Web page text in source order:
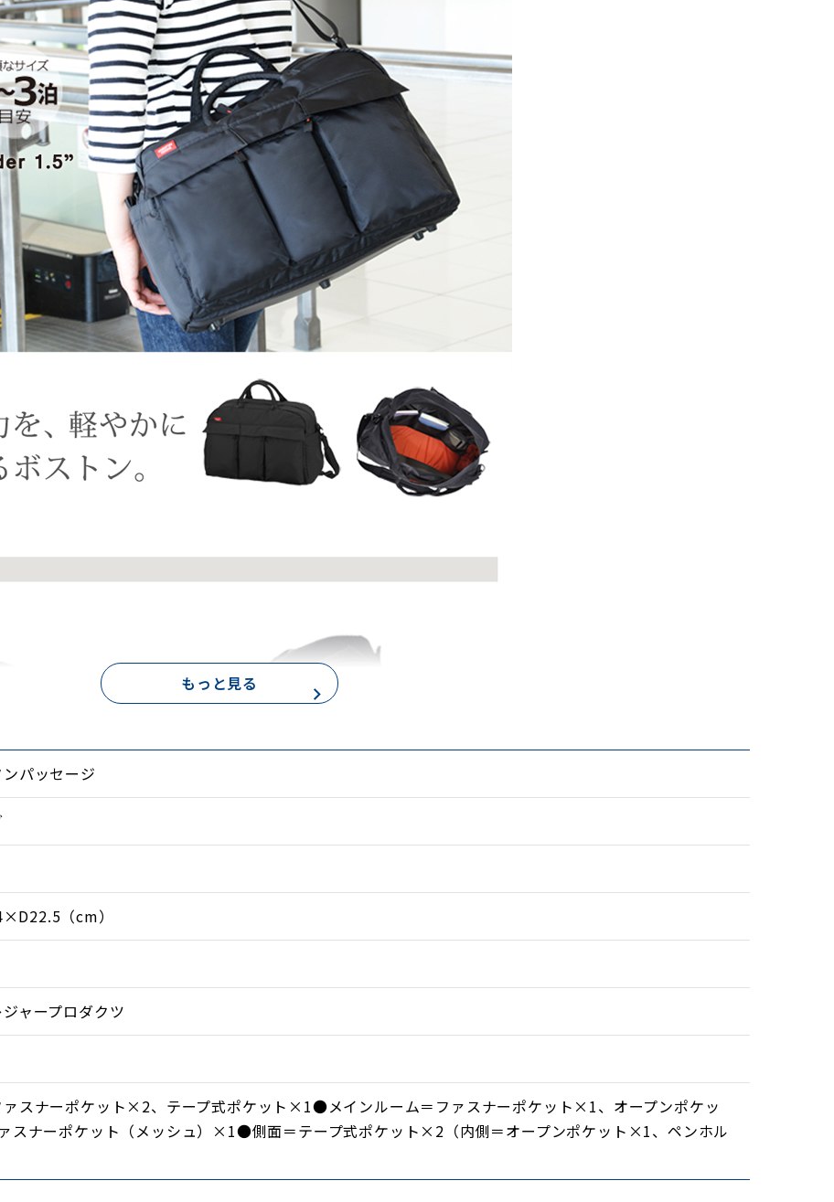
もっと見る
パッセージ
（cm）
ャープロダクツ
スナーポケット×2、テープ式ポケット×1●メインルーム＝ファスナーポケット×1、オープンポケッ
スナーポケット（メッシュ）×1●側面＝テープ式ポケット×2（内側＝オープンポケット×1、ペンホル